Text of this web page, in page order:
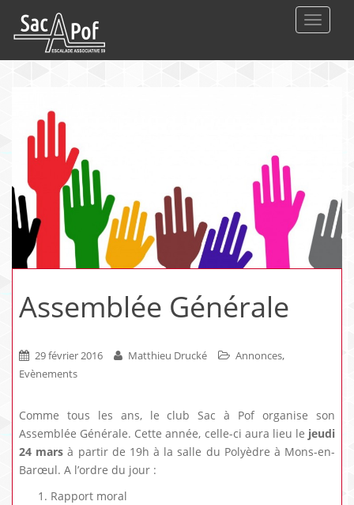
Assemblée Générale
29 février 2016 Matthieu Drucké Annonces,
Evènements
Comme tous les ans, le club Sac à Pof organise son
Assemblée Générale. Cette année, celle-ci aura lieu le jeudi
24 mars à partir de 19h à la salle du Polyèdre à Mons-en-
Barœul. A l’ordre du jour :
Rapport moral